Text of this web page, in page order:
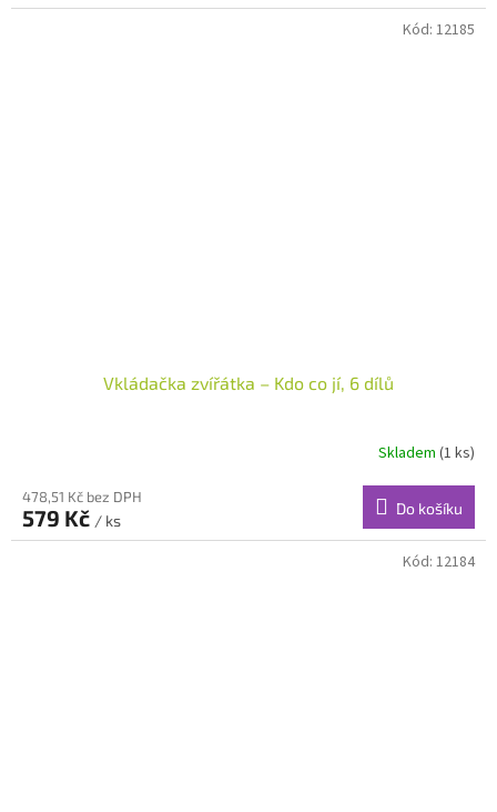
Vkládačka zvířátka – Kdo co jí, 6 dílů
Skladem (1 ks)
478,51 Kč bez DPH
579 Kč / ks
Do košíku
Kód: 12185
Kód: 12184